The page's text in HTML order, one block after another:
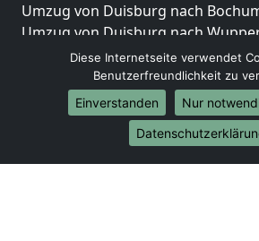
Umzug von Duisburg nach
Umzug von Duisburg nach
Umzug von Duisburg nach
Umzug von Duisburg nach Bonn
Umzug von Duisburg nach
Internationale-Umzüge
Umzug von Duisburg nach
Diese Internetseite verwendet
Benutzerfreundlichkeit zu
Einverstanden
Nur